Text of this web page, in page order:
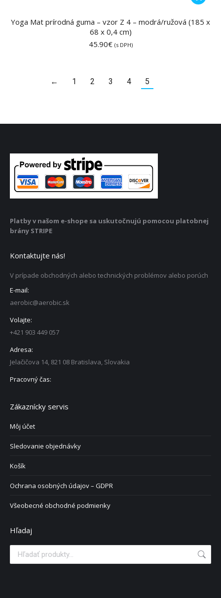
Yoga Mat prírodná guma – vzor Z 4 – modrá/ružová (185 x
68 x 0,4 cm)
45.90€ (s DPH)
← 1 2 3 4 5
Platby v našom e-shope sa uskutočnujú pomocou platobnej
brány STRIPE
Kontaktujte nás!
V prípade obchodných alebo technických problémov alebo porúch
E-mail:
aerobic@aerobic.sk
Volajte:
+421 903 449 057
Adresa:
Jelačičova 14, 821 08 Bratislava, Slovakia
Pracovný čas:
Zákaznícky servis
Môj účet
Sledovanie objednávky
Košík
Ochrana osobných údajov – GDPR
Všeobecné obchodné podmienky
Hľadaj